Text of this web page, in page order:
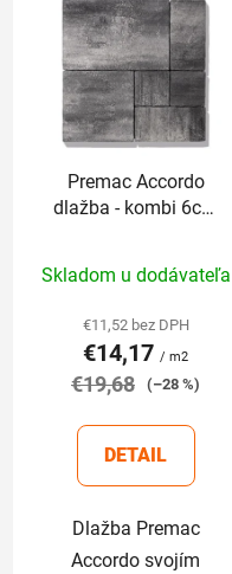
Premac Accordo
dlažba - kombi 6cm
hodnotenie
produktu
je
4,8
5
hviezdičiek.
Skladom u dodávateľa
€11,52 bez DPH
€14,17 / m2
€19,68 (–28 %)
DETAIL
Dlažba Premac
Accordo svojím